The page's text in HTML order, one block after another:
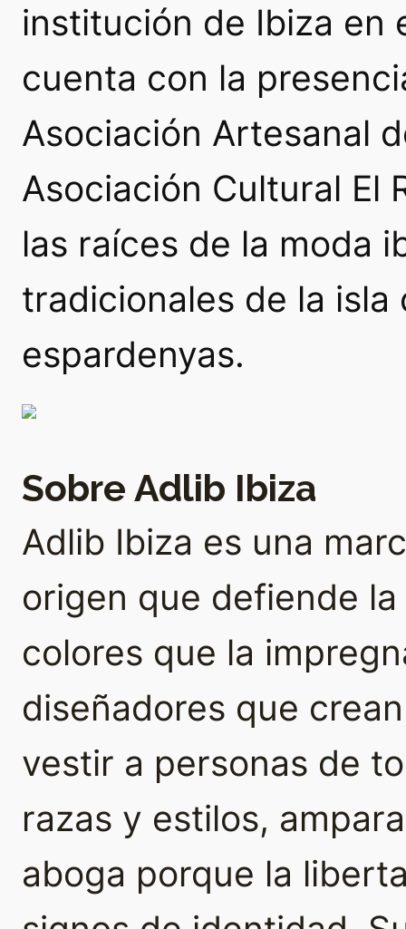
institución de Ibiza en
cuenta con la
Asociación Artesanal
Asociación Cultural El
las raíces de la moda
tradicionales de la isla
espardenyas.
Sobre Adlib Ibiza
Adlib Ibiza es una
origen que defiende
colores que la
diseñadores que
vestir a personas de
razas y estilos,
aboga porque la